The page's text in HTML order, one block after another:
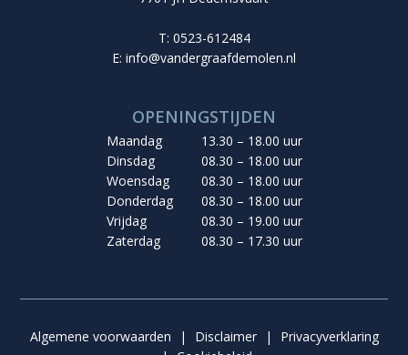
T: 0523-612484
E: info@vandergraafdemolen.nl
OPENINGSTIJDEN
Maandag
13.30 – 18.00 uur
Dinsdag
08.30 – 18.00 uur
Woensdag
08.30 – 18.00 uur
Donderdag
08.30 – 18.00 uur
Vrijdag
08.30 – 19.00 uur
Zaterdag
08.30 – 17.30 uur
Algemene voorwaarden | Disclaimer |
Privacyverklaring